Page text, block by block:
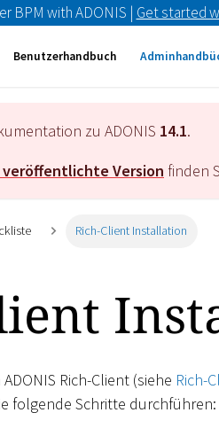
BPM with ADONIS | Get started
Benutzerhandbuch
zu ADONIS 14.1.
Version finden
Rich-Client Installation
Rich-Client (siehe Rich-
folgende Schritte durchführen: